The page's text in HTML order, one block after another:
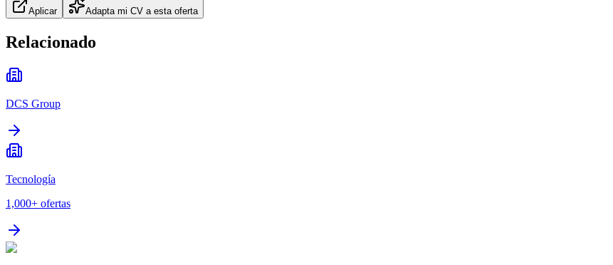
Aplicar Adapta mi CV a esta oferta
Relacionado
DCS Group
Tecnología
1,000+ ofertas